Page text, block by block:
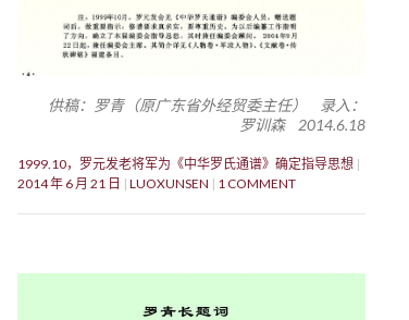
供稿：罗青（原广东省外经贸委主任） 录入：
罗训森 2014.6.18
1999.10，罗元发老将军为《中华罗氏通谱》确定指导思想
2014 年 6 月 21 日
LUOXUNSEN 1 COMMENT